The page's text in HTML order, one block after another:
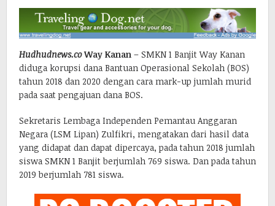
Hudhudnews.coWay Kanan – SMKN 1 Banjit Way Kanan
diduga korupsi dana Bantuan Operasional Sekolah (BOS)
tahun 2018 dan 2020 dengan cara mark-up jumlah murid
pada saat pengajuan dana BOS.
Sekretaris Lembaga Independen Pemantau Anggaran
Negara (LSM Lipan) Zulfikri, mengatakan dari hasil data
yang didapat dan dapat dipercaya, pada tahun 2018 jumlah
siswa SMKN 1 Banjit berjumlah 769 siswa. Dan pada tahun
2019 berjumlah 781 siswa.